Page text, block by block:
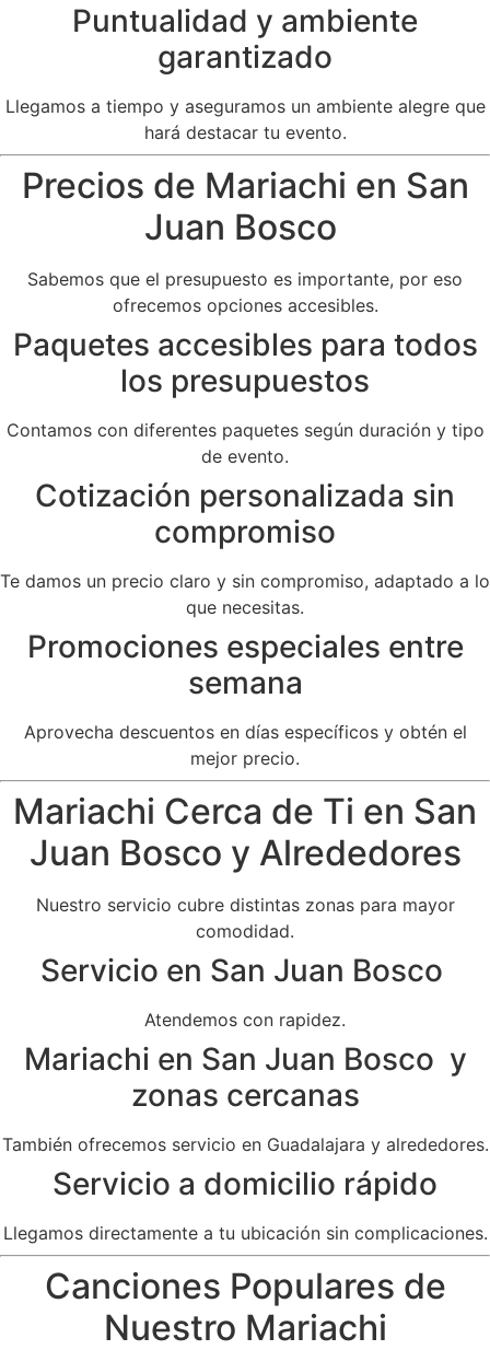
Puntualidad y ambiente
garantizado
Llegamos a tiempo y aseguramos un ambiente alegre que
hará destacar tu evento.
Precios de Mariachi en San
Juan Bosco
Sabemos que el presupuesto es importante, por eso
ofrecemos opciones accesibles.
Paquetes accesibles para todos
los presupuestos
Contamos con diferentes paquetes según duración y tipo
de evento.
Cotización personalizada sin
compromiso
Te damos un precio claro y sin compromiso, adaptado a lo
que necesitas.
Promociones especiales entre
semana
Aprovecha descuentos en días específicos y obtén el
mejor precio.
Mariachi Cerca de Ti en San
Juan Bosco y Alrededores
Nuestro servicio cubre distintas zonas para mayor
comodidad.
Servicio en San Juan Bosco
Atendemos con rapidez.
Mariachi en San Juan Bosco y
zonas cercanas
También ofrecemos servicio en Guadalajara y alrededores.
Servicio a domicilio rápido
Llegamos directamente a tu ubicación sin complicaciones.
Canciones Populares de
Nuestro Mariachi